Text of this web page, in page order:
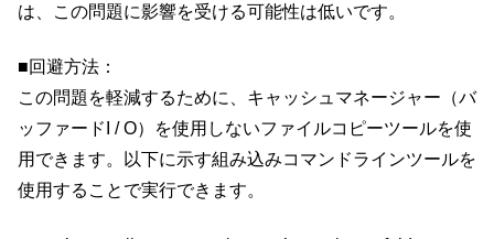
は、この問題に影響を受ける可能性は低いです。
■回避方法：
この問題を軽減するために、キャッシュマネージャー（バ
ッファードI / O）を使用しないファイルコピーツールを使
用できます。以下に示す組み込みコマンドラインツールを
使用することで実行できます。